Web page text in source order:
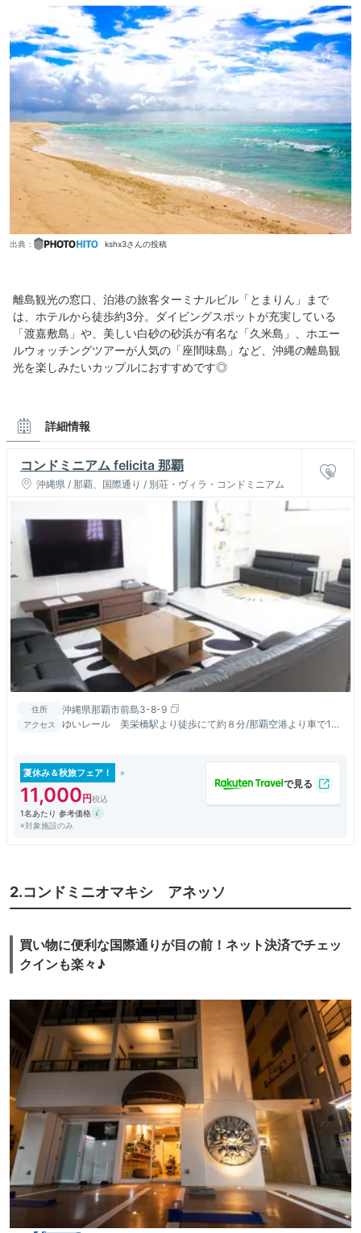
出典： kshx3さんの投稿
離島観光の窓口、泊港の旅客ターミナルビル「とまりん」まで
は、ホテルから徒歩約3分。ダイビングスポットが充実している
「渡嘉敷島」や、美しい白砂の砂浜が有名な「久米島」、ホエー
ルウォッチングツアーが人気の「座間味島」など、沖縄の離島観
光を楽しみたいカップルにおすすめです◎
詳細情報
コンドミニアム felicita 那覇
沖縄県 / 那覇、国際通り / 別荘・ヴィラ・コンドミニアム
住所 沖縄県那覇市前島3-8-9
アクセス
ゆいレール 美栄橋駅より徒歩にて約８分/那覇空港より車で15
夏休み＆秋旅フェア！
11,000
1名あたり 参考価格
※対象施設のみ
2.コンドミニオマキシ アネッソ
買い物に便利な国際通りが目の前！ネット決済でチェッ
クインも楽々♪